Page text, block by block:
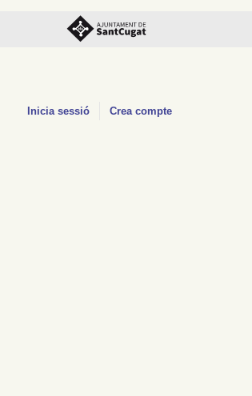
Inicia sessió Crea compte